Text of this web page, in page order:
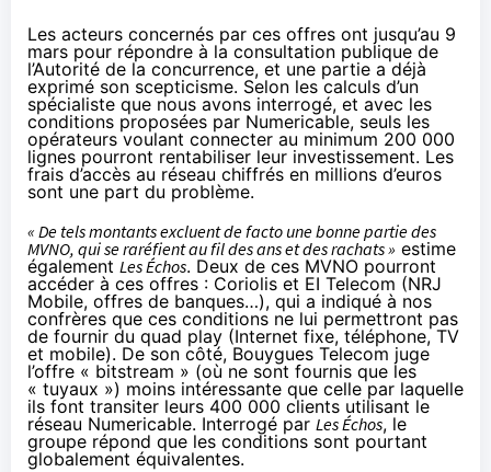
Les acteurs concernés par ces offres ont jusqu’au 9
mars pour répondre à la consultation publique de
l’Autorité de la concurrence, et une partie a déjà
exprimé son scepticisme. Selon les calculs d’un
spécialiste que nous avons interrogé, et avec les
conditions proposées par Numericable, seuls les
opérateurs voulant connecter au minimum 200 000
lignes pourront rentabiliser leur investissement. Les
frais d’accès au réseau chiffrés en millions d’euros
sont une part du problème.
« De tels montants excluent de facto une bonne partie des
MVNO, qui se raréfient au fil des ans et des rachats » estime
également Les Échos. Deux de ces MVNO pourront
accéder à ces offres : Coriolis et EI Telecom (NRJ
Mobile, offres de banques…), qui a indiqué à nos
confrères que ces conditions ne lui permettront pas
de fournir du quad play (Internet fixe, téléphone, TV
et mobile). De son côté, Bouygues Telecom juge
l’offre « bitstream » (où ne sont fournis que les
« tuyaux ») moins intéressante que celle par laquelle
ils font transiter leurs 400 000 clients utilisant le
réseau Numericable. Interrogé par Les Échos, le
groupe répond que les conditions sont pourtant
globalement équivalentes.